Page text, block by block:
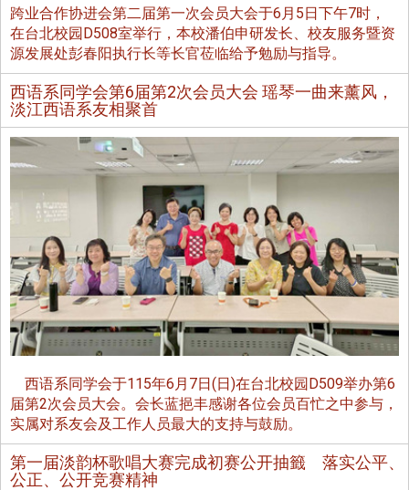
跨业合作协进会第二届第一次会员大会于6月5日下午7时，
在台北校园D508室举行，本校潘伯申研发长、校友服务暨资
源发展处彭春阳执行长等长官莅临给予勉励与指导。
西语系同学会第6届第2次会员大会 瑶琴一曲来薰风，
淡江西语系友相聚首
西语系同学会于115年6月7日(日)在台北校园D509举办第6
届第2次会员大会。会长蓝挹丰感谢各位会员百忙之中参与，
实属对系友会及工作人员最大的支持与鼓励。
第一届淡韵杯歌唱大赛完成初赛公开抽籤 落实公平、
公正、公开竞赛精神